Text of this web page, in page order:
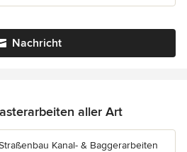
Nachricht
aller Art
Kanal- & Baggerarbeiten